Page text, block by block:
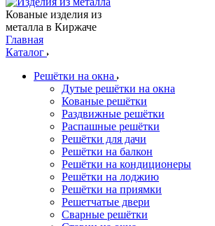
Кованые изделия из
металла в Киржаче
Главная
Каталог
Решётки на окна
Дутые решётки на окна
Кованые решётки
Раздвижные решётки
Распашные решётки
Решётки для дачи
Решётки на балкон
Решётки на кондиционеры
Решётки на лоджию
Решётки на приямки
Решетчатые двери
Сварные решётки